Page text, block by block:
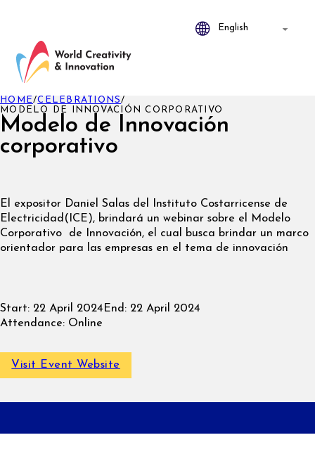
Modelo de Innovación
corporativo
HOME/CELEBRATIONS/
MODELO DE INNOVACIÓN CORPORATIVO
El expositor Daniel Salas del Instituto Costarricense de
Electricidad(ICE), brindará un webinar sobre el Modelo
Corporativo de Innovación, el cual busca brindar un marco
orientador para las empresas en el tema de innovación
Start: 22 April 2024 End: 22 April 2024
Attendance: Online
Visit Event Website